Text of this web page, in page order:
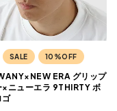
SALE 10%OFF
ERA グリップ
×ニューエラ 9THIRTY ボ
ゴ